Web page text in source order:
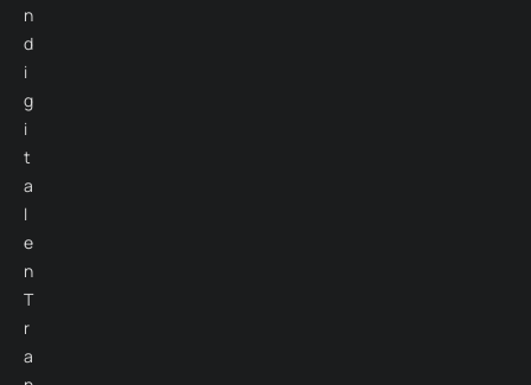
n
d
i
g
i
t
a
l
e
n
T
r
a